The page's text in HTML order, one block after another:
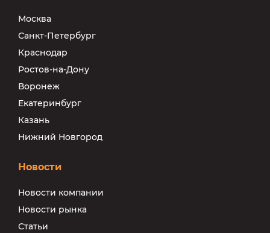
Москва
Санкт-Петербург
Краснодар
Ростов-на-Дону
Воронеж
Екатеринбург
Казань
Нижний Новгород
Новости
Новости компании
Новости рынка
Статьи